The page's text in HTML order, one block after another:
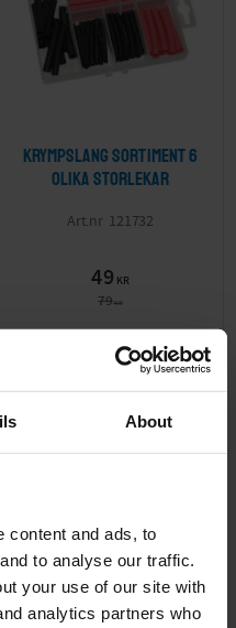
About
content and ads, to
to analyse our traffic.
your use of our site with
analytics partners who
Krympslang sortiment 6
olika storlekar
121732
49 KR
79KR
INFO
i önskelista
%